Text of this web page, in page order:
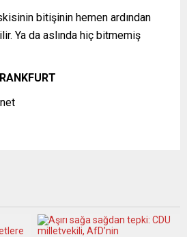
bitişinin hemen ardından
Ya da aslında hiç bitmemiş